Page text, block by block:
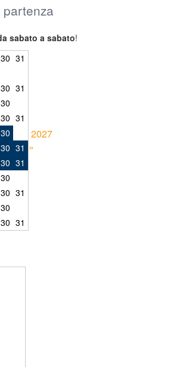
sabato a sabato!
30 31
30 31
30
30 31
30
30 31
30 31
30
30 31
30
30 31
2027
»